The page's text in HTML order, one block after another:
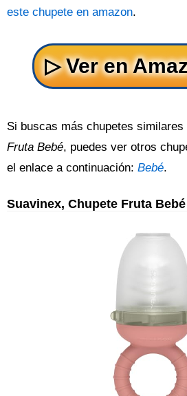
este chupete en amazon.
Si buscas más chupetes similares
Fruta Bebé, puedes ver otros
el enlace a continuación: Bebé.
Suavinex, Chupete Fruta Bebé